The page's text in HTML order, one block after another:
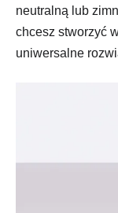
neutralną lub
chcesz stworzyć
uniwersalne